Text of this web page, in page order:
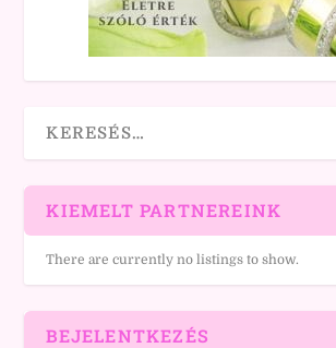
KIEMELT PARTNEREINK
There are currently no listings to show.
BEJELENTKEZÉS